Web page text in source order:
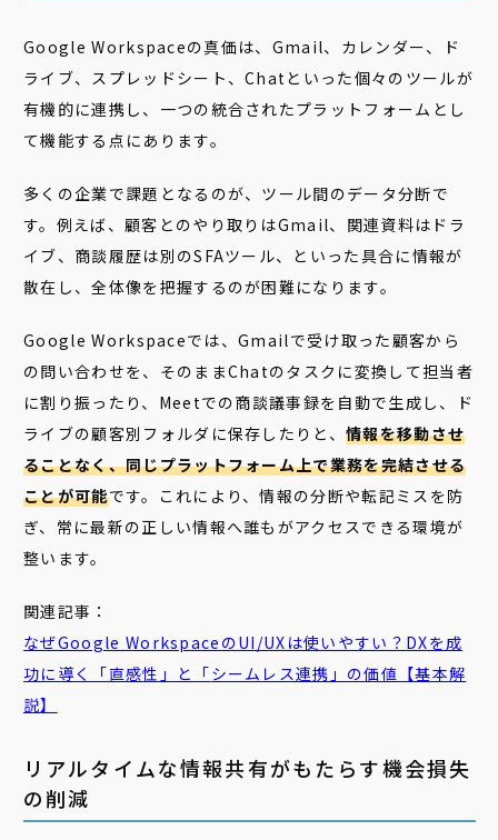
Google Workspaceの真価は、Gmail、カレンダー、ド
ライブ、スプレッドシート、Chatといった個々のツールが
有機的に連携し、一つの統合されたプラットフォームとし
て機能する点にあります。
多くの企業で課題となるのが、ツール間のデータ分断で
す。例えば、顧客とのやり取りはGmail、関連資料はドラ
イブ、商談履歴は別のSFAツール、といった具合に情報が
散在し、全体像を把握するのが困難になります。
Google Workspaceでは、Gmailで受け取った顧客から
の問い合わせを、そのままChatのタスクに変換して担当者
に割り振ったり、Meetでの商談議事録を自動で生成し、ド
ライブの顧客別フォルダに保存したりと、情報を移動させ
ることなく、同じプラットフォーム上で業務を完結させる
ことが可能です。これにより、情報の分断や転記ミスを防
ぎ、常に最新の正しい情報へ誰もがアクセスできる環境が
整います。
関連記事：
なぜGoogle WorkspaceのUI/UXは使いやすい？DXを成
功に導く「直感性」と「シームレス連携」の価値【基本解
説】
リアルタイムな情報共有がもたらす機会損失
の削減